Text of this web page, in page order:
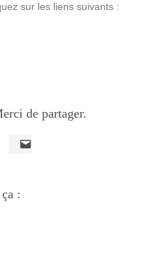
sur les liens suivants :
de partager.
: